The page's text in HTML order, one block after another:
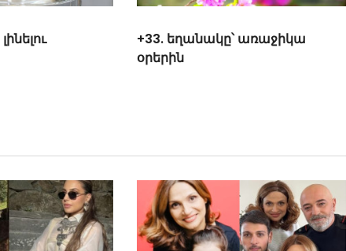
+33. եղանակը՝ առաջիկա
օրերին